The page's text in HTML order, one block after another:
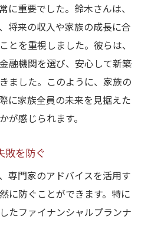
に重要でした。鈴木さんは、
将来の収入や家族の成長に合
とを重視しました。彼らは、
融機関を選び、安心して新築
ました。このように、家族の
に家族全員の未来を見据えた
が感じられます。
敗を防ぐ
専門家のアドバイスを活用す
に防ぐことができます。特に
たファイナンシャルプランナ